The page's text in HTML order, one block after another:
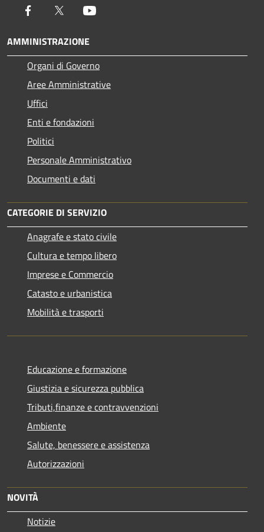
Facebook Twitter
AMMINISTRAZIONE
Organi di Governo
Aree Amministrative
Uffici
Enti e fondazioni
Politici
Personale Amministrativo
Documenti e dati
CATEGORIE DI SERVIZIO
Anagrafe e stato civile
Cultura e tempo libero
Imprese e Commercio
Catasto e urbanistica
Mobilità e trasporti
Educazione e formazione
Giustizia e sicurezza pubblica
Tributi,finanze e contravvenzioni
Ambiente
Salute, benessere e assistenza
Autorizzazioni
NOVITÀ
Notizie